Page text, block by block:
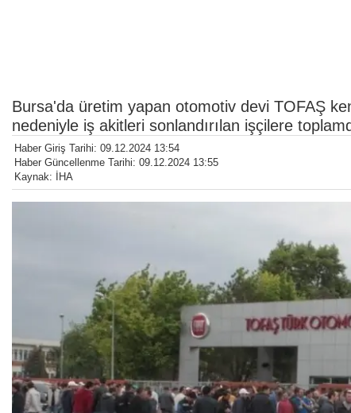
Bursa'da üretim yapan otomotiv devi TOFAŞ
nedeniyle iş akitleri sonlandırılan işçilere
Haber Giriş Tarihi: 09.12.2024 13:54
Haber Güncellenme Tarihi: 09.12.2024 13:55
Kaynak: İHA